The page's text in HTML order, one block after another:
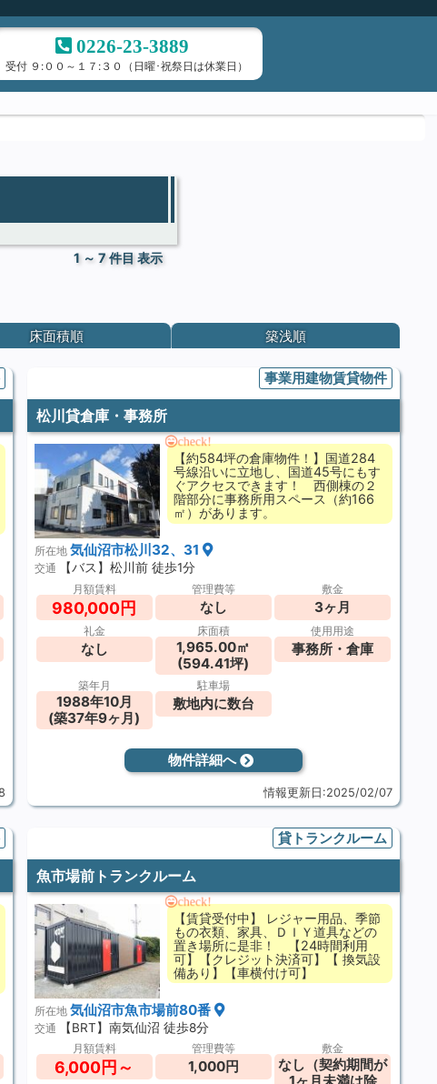
0226-23-3889
受付 ９:００～１７:３０（日曜･祝祭日は休業日）
1 ～ 7 件目 表示
床面積順 築浅順
事業用建物賃貸物件
松川貸倉庫・事務所
check!
【約584坪の倉庫物件！】国道284
号線沿いに立地し、国道45号にもす
ぐアクセスできます！ 西側棟の２
階部分に事務所用スペース（約166
㎡）があります。
所在地 気仙沼市松川32、31
交通 【バス】松川前 徒歩1分
月額賃料
980,000円
管理費等
なし
敷金
3ヶ月
礼金
なし
床面積
1,965.00㎡
(594.41坪)
使用用途
事務所・倉庫
築年月
1988年10月
(築37年9ヶ月)
駐車場
敷地内に数台
物件詳細へ
情報更新日:2025/02/07
貸トランクルーム
魚市場前トランクルーム
check!
【賃貸受付中】 レジャー用品、季節
もの衣類、家具、ＤＩＹ道具などの
置き場所に是非！ 【24時間利用
可】【クレジット決済可】【 換気設
備あり】【車横付け可】
所在地 気仙沼市魚市場前80番
交通 【BRT】南気仙沼 徒歩8分
月額賃料
6,000円～
管理費等
1,000円
敷金
なし（契約期間が